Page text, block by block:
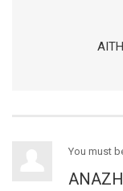
You must